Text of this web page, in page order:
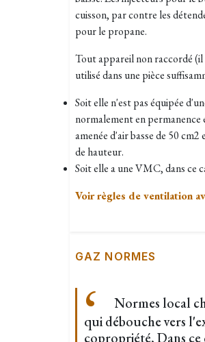
cuisson, par contre les
pour le propane.
Tout appareil non raccordé (il
utilisé dans une pièce
Soit elle n'est pas équipée
normalement en
amenée d'air basse de 50
de hauteur.
Soit elle a une VMC, dans ce
Voir règles de ventilation
GAZ NORMES
Normes local
qui débouche vers
copropriété, Dans